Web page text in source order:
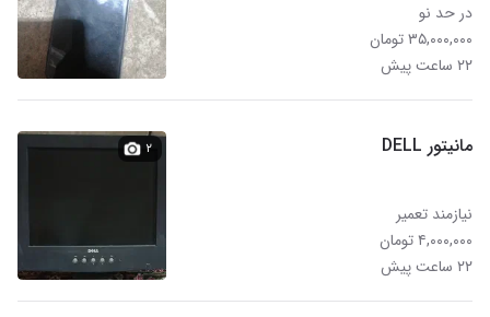
در حد نو
۳۵,۰۰۰,۰۰۰ تومان
۲۲ ساعت پیش
مانیتور DELL
نیازمند تعمیر
۴,۰۰۰,۰۰۰ تومان
۲۲ ساعت پیش
۲